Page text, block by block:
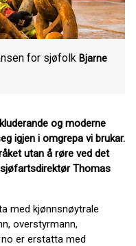
for sjøfolk Bjarne
og moderne
igjen i omgrepa vi brukar.
utan å røre ved det
Thomas
med kjønnsnøytrale
overstyrmann,
er erstatta med